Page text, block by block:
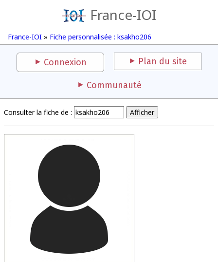
France-IOI
France-IOI » Fiche personnalisée : ksakho206
Connexion Plan du site
Communauté
Consulter la fiche de :